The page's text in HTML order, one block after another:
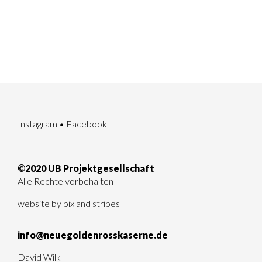
Instagram • Facebook
©2020 UB Projektgesellschaft
Alle Rechte vorbehalten
website by pix and stripes
info@neuegoldenrosskaserne.de
David Wilk